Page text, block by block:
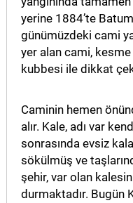
yerine 1884’te
günümüzdeki cami
yer alan cami, kesme
kubbesi ile dikkat
Caminin hemen
alır. Kale, adı var
sonrasında evsiz
sökülmüş ve
şehir, var olan
durmaktadır. Bugün